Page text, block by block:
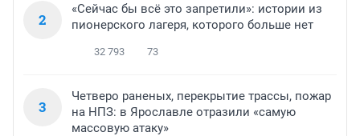
2
«Сейчас бы всё это запретили»: истории из
пионерского лагеря, которого больше нет
32 793 73
3
Четверо раненых, перекрытие трассы, пожар
на НПЗ: в Ярославле отразили «самую
массовую атаку»